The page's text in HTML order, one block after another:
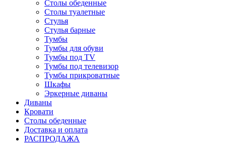
Столы обеденные
Столы туалетные
Стулья
Стулья барные
Тумбы
Тумбы для обуви
Тумбы под TV
Тумбы под телевизор
Тумбы прикроватные
Шкафы
Эркерные диваны
Диваны
Кровати
Столы обеденные
Доставка и оплата
РАСПРОДАЖА